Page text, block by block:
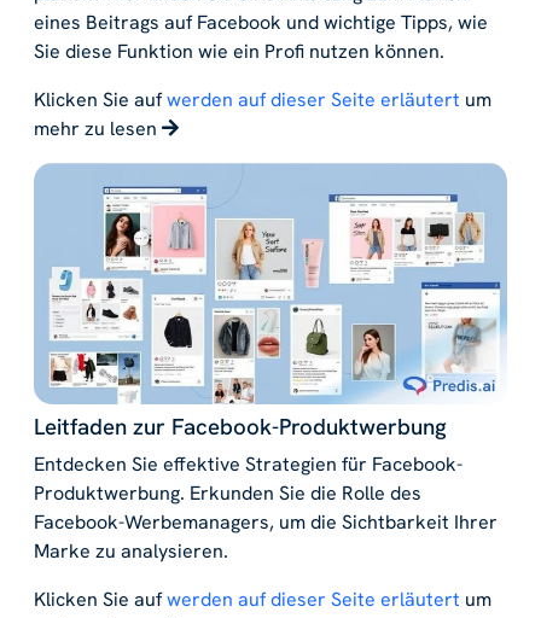
eines Beitrags auf Facebook und wichtige Tipps, wie
Sie diese Funktion wie ein Profi nutzen können.
Klicken Sie aufwerden auf dieser Seite erläutert um
mehr zu lesen
Leitfaden zur Facebook-Produktwerbung
Entdecken Sie effektive Strategien für Facebook-
Produktwerbung. Erkunden Sie die Rolle des
Facebook-Werbemanagers, um die Sichtbarkeit Ihrer
Marke zu analysieren.
Klicken Sie aufwerden auf dieser Seite erläutert um